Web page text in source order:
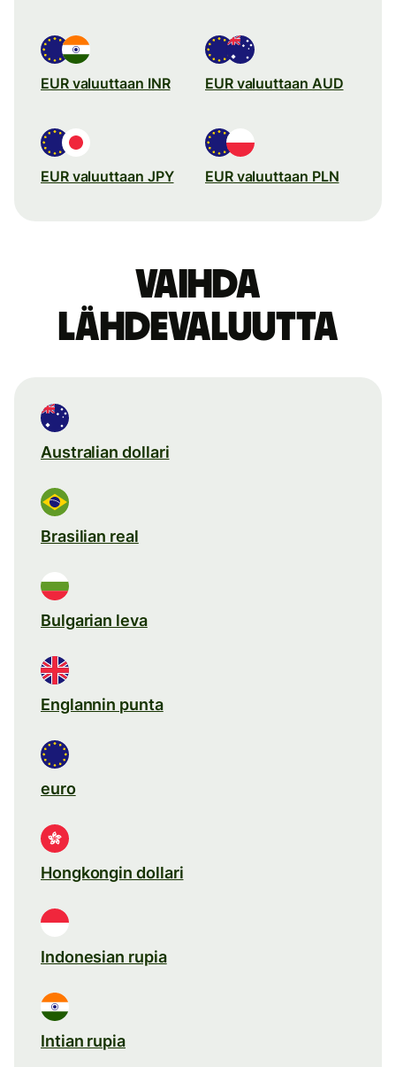
EUR valuuttaan INR EUR valuuttaan AUD
EUR valuuttaan JPY EUR valuuttaan PLN
Vaihda
lähdevaluutta
Australian dollari
Brasilian real
Bulgarian leva
Englannin punta
euro
Hongkongin dollari
Indonesian rupia
Intian rupia